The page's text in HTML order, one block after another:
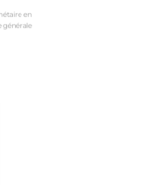
en
générale